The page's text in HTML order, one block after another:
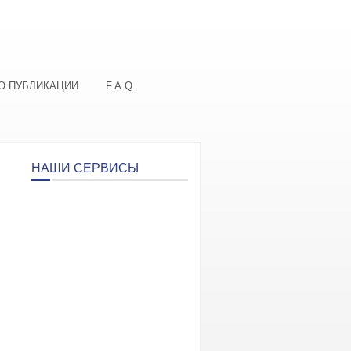
ПУБЛИКАЦИИ F.A.Q.
НАШИ СЕРВИСЫ